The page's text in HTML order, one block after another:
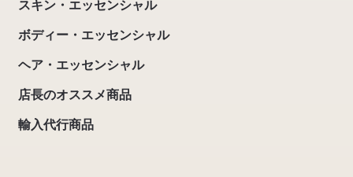
スキン・エッセンシャル
ボディー・エッセンシャル
ヘア・エッセンシャル
店長のオススメ商品
輸入代行商品